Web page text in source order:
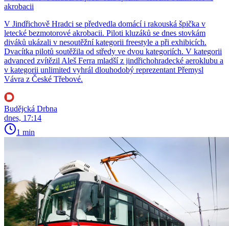
akrobacii
V Jindřichově Hradci se předvedla domácí i rakouská špička v
letecké bezmotorové akrobacii. Piloti kluzáků se dnes stovkám
diváků ukázali v nesoutěžní kategorii freestyle a při exhibicích.
Dvacítka pilotů soutěžila od středy ve dvou kategoriích. V kategorii
advanced zvítězil Aleš Ferra mladší z jindřichohradecké aeroklubu a
v kategorii unlimited vyhrál dlouhodobý reprezentant Přemysl
Vávra z České Třebové.
Budějcká Drbna
dnes, 17:14
1 min